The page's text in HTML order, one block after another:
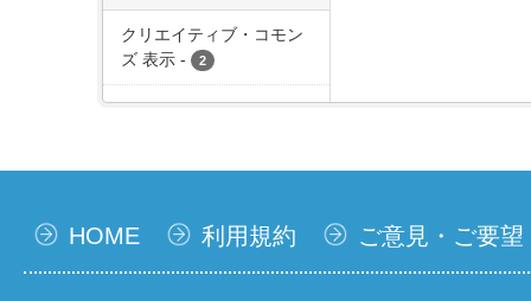
クリエイティブ・コモン
ズ 表示 - 2
HOME 利用規約 ご意見・ご要望